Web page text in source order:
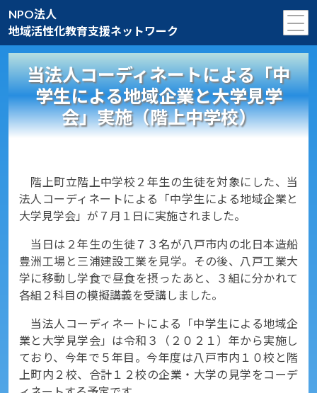
NPO法人
地域活性化教育支援ネットワーク
当法人コーディネートによる「中
学生による地域企業と大学見学
会」実施（階上中学校）
階上町立階上中学校２年生の生徒を対象にした、当
法人コーディネートによる「中学生による地域企業と
大学見学会」が７月１日に実施されました。
当日は２年生の生徒７３名が八戸市内の北日本造船
豊洲工場と三浦建設工業を見学。その後、八戸工業大
学に移動し学食で昼食を摂ったあと、３組に分かれて
各組２科目の模擬講義を受講しました。
当法人コーディネートによる「中学生による地域企
業と大学見学会」は令和３（２０２１）年から実施し
ており、今年で５年目。今年度は八戸市内１０校と階
上町内２校、合計１２校の企業・大学の見学をコーデ